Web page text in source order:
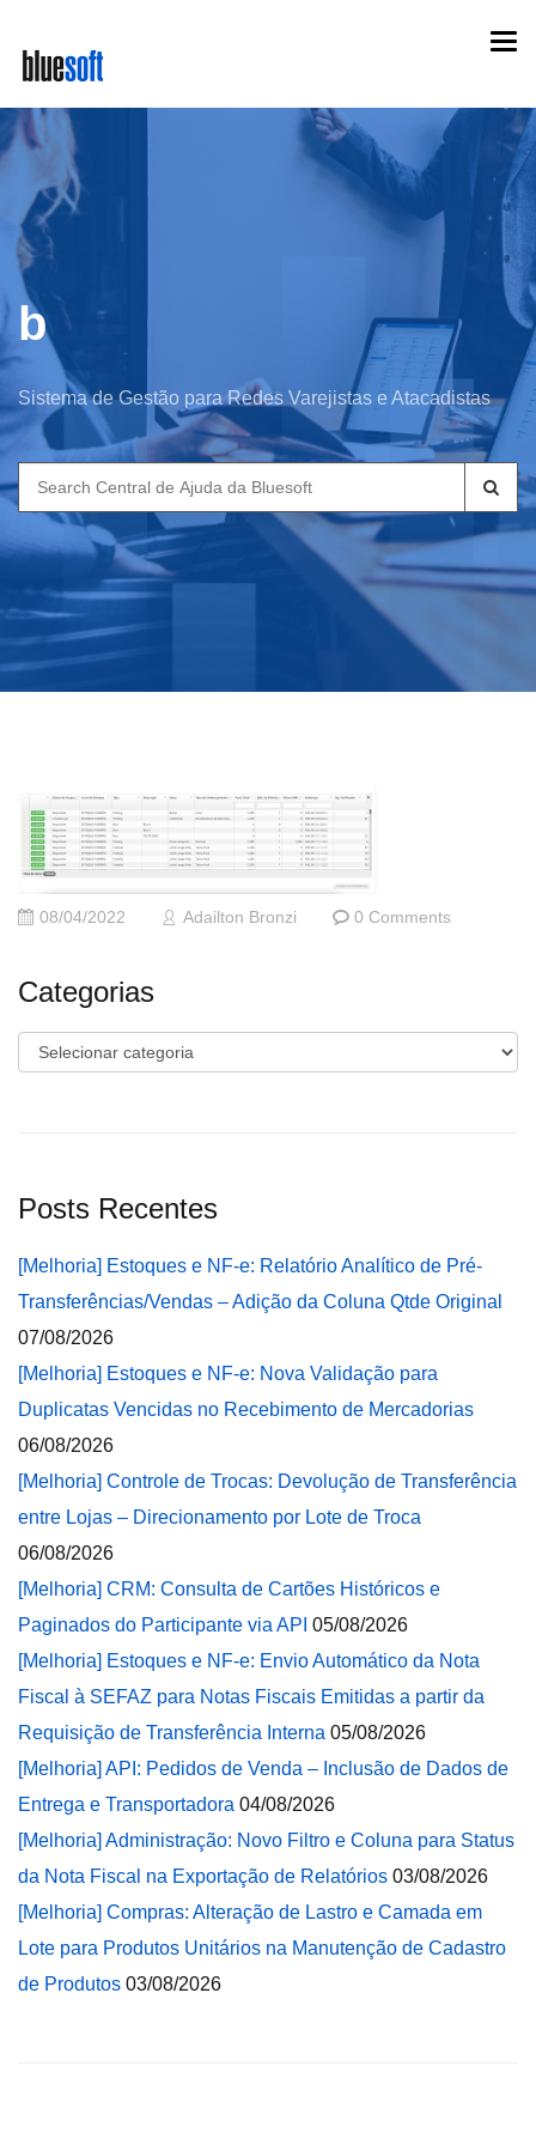
main
content
b
Sistema de Gestão para Redes Varejistas e Atacadistas
Search
for:
08/04/2022 Adailton Bronzi 0 Comments
Categorias
Categorias
Posts Recentes
[Melhoria] Estoques e NF-e: Relatório Analítico de Pré-
Transferências/Vendas – Adição da Coluna Qtde Original
07/08/2026
[Melhoria] Estoques e NF-e: Nova Validação para
Duplicatas Vencidas no Recebimento de Mercadorias
06/08/2026
[Melhoria] Controle de Trocas: Devolução de Transferência
entre Lojas – Direcionamento por Lote de Troca
06/08/2026
[Melhoria] CRM: Consulta de Cartões Históricos e
Paginados do Participante via API 05/08/2026
[Melhoria] Estoques e NF-e: Envio Automático da Nota
Fiscal à SEFAZ para Notas Fiscais Emitidas a partir da
Requisição de Transferência Interna 05/08/2026
[Melhoria] API: Pedidos de Venda – Inclusão de Dados de
Entrega e Transportadora 04/08/2026
[Melhoria] Administração: Novo Filtro e Coluna para Status
da Nota Fiscal na Exportação de Relatórios 03/08/2026
[Melhoria] Compras: Alteração de Lastro e Camada em
Lote para Produtos Unitários na Manutenção de Cadastro
de Produtos 03/08/2026